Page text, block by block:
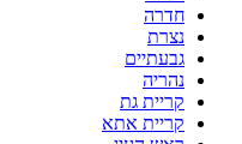
חדרה
נצרת
גבעתיים
נהריה
קריית גת
קריית אתא